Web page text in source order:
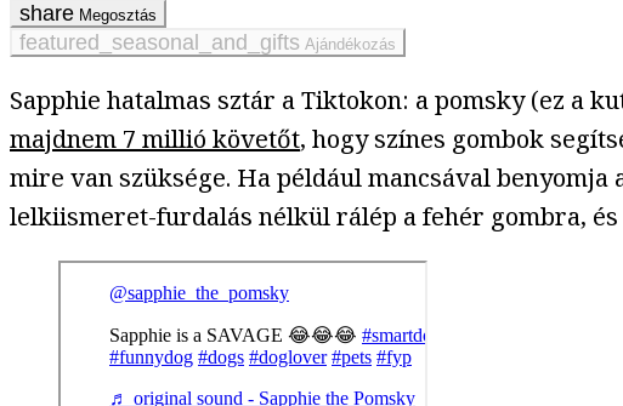
Megosztás
Ajándékozás
Sapphie hatalmas sztár a Tiktokon: a pomsky (ez a
majdnem 7 millió követőt, hogy színes gombok
mire van szüksége. Ha például mancsával
lelkiismeret-furdalás nélkül rálép a fehér gombra, és